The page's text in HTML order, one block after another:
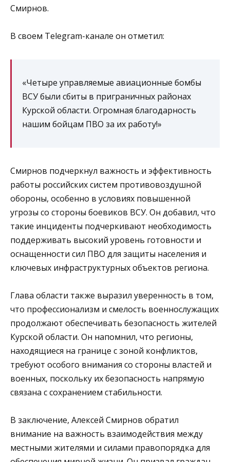
Смирнов.
В своем Telegram-канале он отметил:
«Четыре управляемые авиационные бомбы
ВСУ были сбиты в приграничных районах
Курской области. Огромная благодарность
нашим бойцам ПВО за их работу!»
Смирнов подчеркнул важность и эффективность
работы российских систем противовоздушной
обороны, особенно в условиях повышенной
угрозы со стороны боевиков ВСУ. Он добавил, что
такие инциденты подчеркивают необходимость
поддерживать высокий уровень готовности и
оснащенности сил ПВО для защиты населения и
ключевых инфраструктурных объектов региона.
Глава области также выразил уверенность в том,
что профессионализм и смелость военнослужащих
продолжают обеспечивать безопасность жителей
Курской области. Он напомнил, что регионы,
находящиеся на границе с зоной конфликтов,
требуют особого внимания со стороны властей и
военных, поскольку их безопасность напрямую
связана с сохранением стабильности.
В заключение, Алексей Смирнов обратил
внимание на важность взаимодействия между
местными жителями и силами правопорядка для